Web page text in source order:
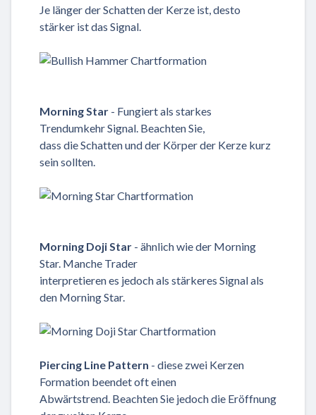
Je länger der Schatten der Kerze ist, desto
stärker ist das Signal.
Morning Star - Fungiert als starkes
Trendumkehr Signal. Beachten Sie,
dass die Schatten und der Körper der Kerze kurz
sein sollten.
Morning Doji Star - ähnlich wie der Morning
Star. Manche Trader
interpretieren es jedoch als stärkeres Signal als
den Morning Star.
Piercing Line Pattern - diese zwei Kerzen
Formation beendet oft einen
Abwärtstrend. Beachten Sie jedoch die Eröffnung